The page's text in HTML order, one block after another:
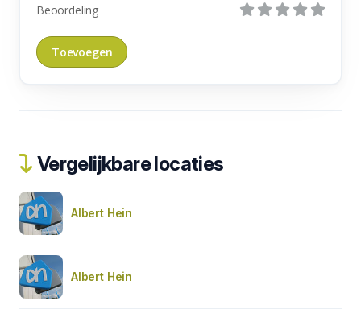
Beoordeling
Vergelijkbare locaties
Albert Hein
Albert Hein